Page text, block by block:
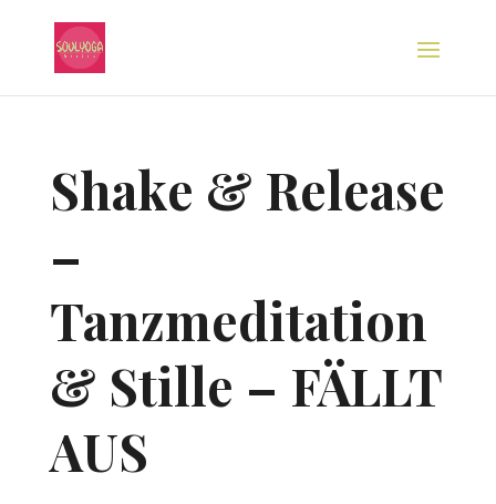
Shake & Release
–
Tanzmeditation
& Stille – FÄLLT
AUS